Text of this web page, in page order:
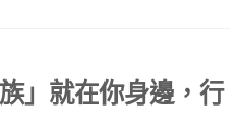
」就在你身邊，行